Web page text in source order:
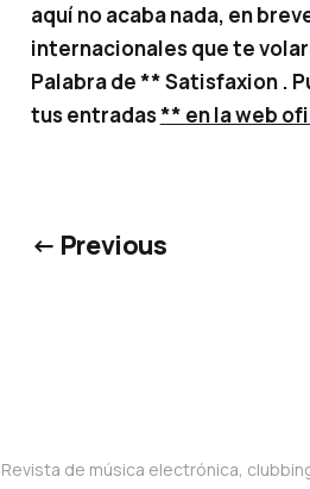
aquí no acaba nada, en
internacionales que te
Palabra de ** Satisfaxion .
tus entradas** en la web
← Previous
de música electrónica,